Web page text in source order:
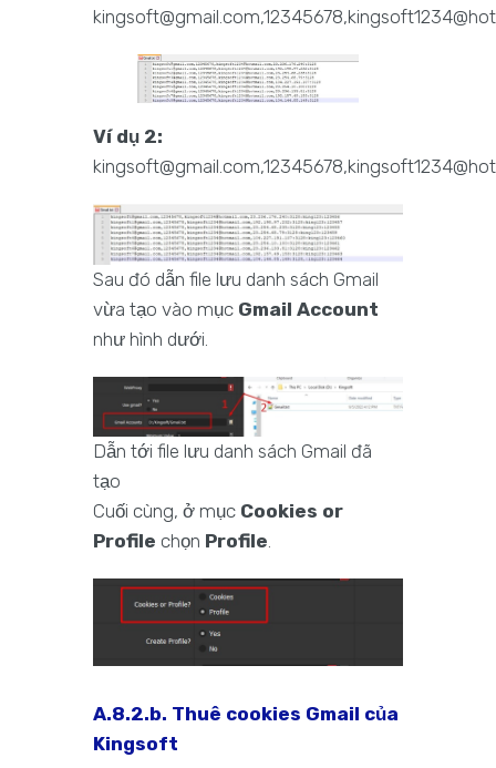
Ví dụ 2:
Sau đó dẫn file lưu danh sách Gmail
vừa tạo vào mục Gmail Account
như hình dưới.
Dẫn tới file lưu danh sách Gmail đã
tạo
Cuối cùng, ở mục Cookies or
Profile chọn Profile
A.8.2.b. Thuê cookies Gmail của
Kingsoft